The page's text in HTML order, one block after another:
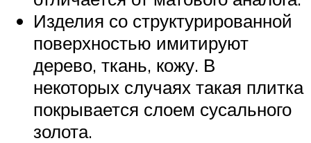
Изделия со структурированной
поверхностью имитируют
дерево, ткань, кожу. В
некоторых случаях такая плитка
покрывается слоем сусального
золота.